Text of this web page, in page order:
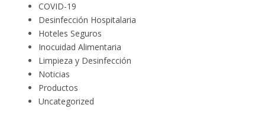
COVID-19
Desinfección Hospitalaria
Hoteles Seguros
Inocuidad Alimentaria
Limpieza y Desinfección
Noticias
Productos
Uncategorized